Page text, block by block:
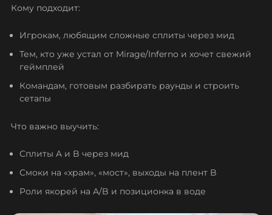
Кому подходит:
Игрокам, любящим сложные сплиты через мид
Тем, кто уже устал от Mirage/Inferno и хочет свежий
геймплей
Командам, готовым разбирать раунды и строить
сетапы
Что важно выучить:
Сплиты A и B через мид
Смоки на «храм», «мост», выходы на плент B
Роли якорей на A/B и позиционка в воде